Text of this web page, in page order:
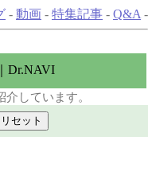
- 動画 - 特集記事 - Q&A -
Dr.NAVI
しています。